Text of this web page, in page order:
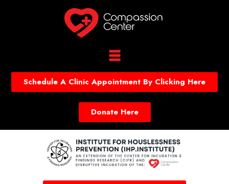
Schedule A Clinic Appointment By Clicking Here
Donate Here